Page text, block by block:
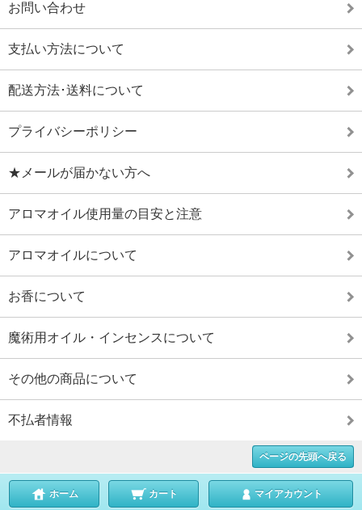
お問い合わせ
支払い方法について
配送方法･送料について
プライバシーポリシー
★メールが届かない方へ
アロマオイル使用量の目安と注意
アロマオイルについて
お香について
魔術用オイル・インセンスについて
その他の商品について
不払者情報
ページの先頭へ戻る
ホーム カート マイアカウント